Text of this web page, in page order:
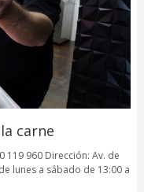
carne
119 960 Dirección: Av. de
lunes a sábado de 13:00 a